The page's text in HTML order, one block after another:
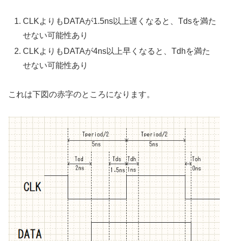
CLKよりもDATAが1.5ns以上遅くなると、Tdsを満た
せない可能性あり
CLKよりもDATAが4ns以上早くなると、Tdhを満た
せない可能性あり
これは下図の赤字のところになります。